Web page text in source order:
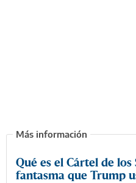
Qué es el Cártel de
fantasma que Trump